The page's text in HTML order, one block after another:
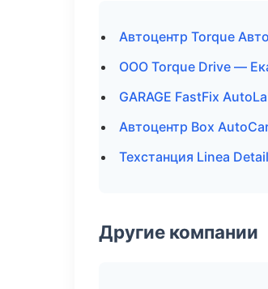
Автоцентр Torque
ООО Torque Drive —
GARAGE FastFix
Автоцентр Box
Техстанция Linea
Другие компании